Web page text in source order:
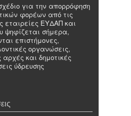
για την απορρόφηση
φορέων από τις
εταιρείες ΕΥΔΑΠ και
ψηφίζεται σήμερα,
επιστήμονες,
οργανώσεις,
αρχές και δημοτικές
ύδρευσης